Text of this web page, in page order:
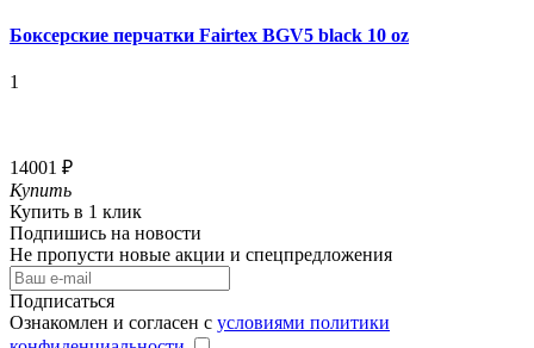
Боксерские перчатки Fairtex BGV5 black 10 oz
1
14001 ₽
Купить
Купить в 1 клик
Подпишись на новости
Не пропусти новые акции и спецпредложения
Подписаться
Ознакомлен и согласен с условиями политики